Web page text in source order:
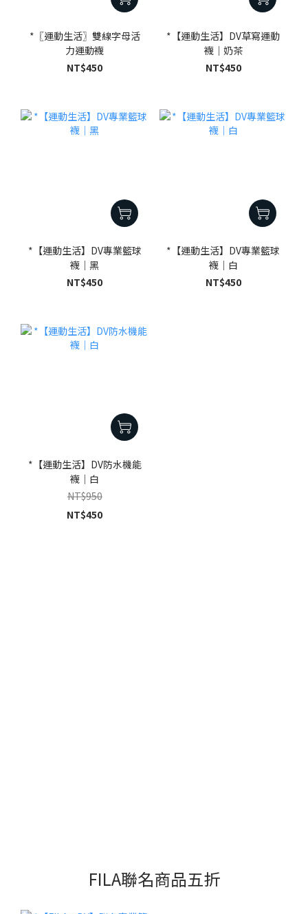
*〖運動生活〗雙線字母活
力運動襪
NT$450
*【運動生活】DV草寫運動
襪｜奶茶
NT$450
*【運動生活】DV專業籃球
襪｜黑
NT$450
*【運動生活】DV專業籃球
襪｜白
NT$450
*【運動生活】DV防水機能
襪｜白
NT$950
NT$450
FILA聯名商品五折